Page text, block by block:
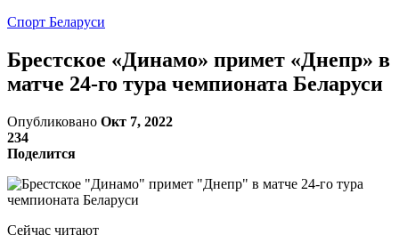
Спорт Беларуси
Брестское «Динамо» примет «Днепр» в
матче 24-го тура чемпионата Беларуси
Опубликовано Окт 7, 2022
234
Поделится
Сейчас читают